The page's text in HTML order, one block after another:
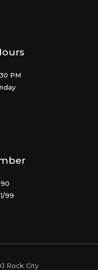
PM
99
Rock City